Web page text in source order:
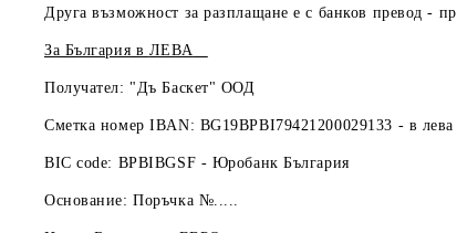
Друга възможност за разплащане е с банков превод -
За България в ЛЕВА
Получател: "Дъ Баскет" ООД
Сметка номер IBAN: BG19BPBI79421200029133 - в лева
BIC code: BPBIBGSF - Юробанк България
Основание: Поръчка №.....